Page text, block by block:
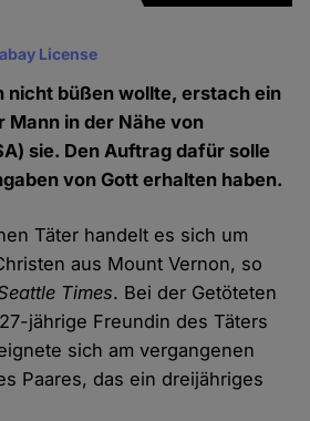
License
nicht büßen wollte, erstach ein
Mann in der Nähe von
sie. Den Auftrag dafür solle
von Gott erhalten haben.
Täter handelt es sich um
aus Mount Vernon, so
Times. Bei der Getöteten
jährige Freundin des Täters
sich am vergangenen
Paares, das ein dreijähriges